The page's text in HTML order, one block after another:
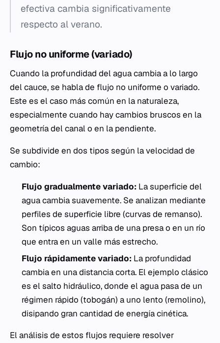
efectiva cambia significativamente
respecto al verano.
Flujo no uniforme (variado)
Cuando la profundidad del agua cambia a lo largo
del cauce, se habla de flujo no uniforme o variado.
Este es el caso más común en la naturaleza,
especialmente cuando hay cambios bruscos en la
geometría del canal o en la pendiente.
Se subdivide en dos tipos según la velocidad de
cambio:
Flujo gradualmente variado: La superficie del
agua cambia suavemente. Se analizan mediante
perfiles de superficie libre (curvas de remanso).
Son típicos aguas arriba de una presa o en un río
que entra en un valle más estrecho.
Flujo rápidamente variado: La profundidad
cambia en una distancia corta. El ejemplo clásico
es el salto hidráulico, donde el agua pasa de un
régimen rápido (tobogán) a uno lento (remolino),
disipando gran cantidad de energía cinética.
El análisis de estos flujos requiere resolver